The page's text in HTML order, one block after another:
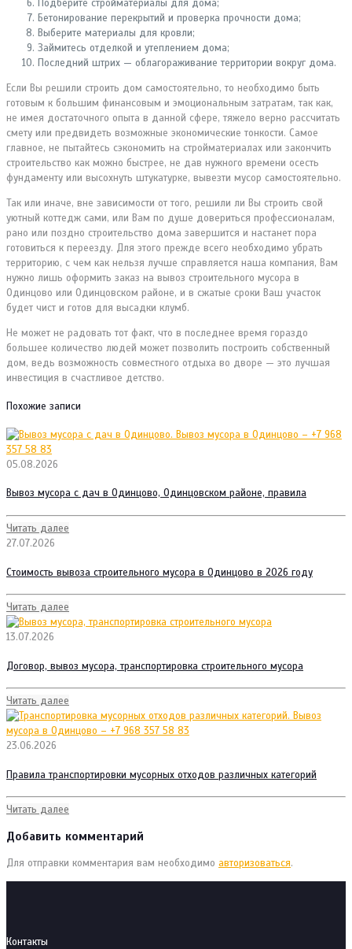
Подберите стройматериалы для дома;
Бетонирование перекрытий и проверка прочности дома;
Выберите материалы для кровли;
Займитесь отделкой и утеплением дома;
Последний штрих — облагораживание территории вокруг дома.
Если Вы решили строить дом самостоятельно, то необходимо быть
готовым к большим финансовым и эмоциональным затратам, так как,
не имея достаточного опыта в данной сфере, тяжело верно рассчитать
смету или предвидеть возможные экономические тонкости. Самое
главное, не пытайтесь сэкономить на стройматериалах или закончить
строительство как можно быстрее, не дав нужного времени осесть
фундаменту или высохнуть штукатурке, вывезти мусор самостоятельно.
Так или иначе, вне зависимости от того, решили ли Вы строить свой
уютный коттедж сами, или Вам по душе довериться профессионалам,
рано или поздно строительство дома завершится и настанет пора
готовиться к переезду. Для этого прежде всего необходимо убрать
территорию, с чем как нельзя лучше справляется наша компания, Вам
нужно лишь оформить заказ на вывоз строительного мусора в
Одинцово или Одинцовском районе, и в сжатые сроки Ваш участок
будет чист и готов для высадки клумб.
Не может не радовать тот факт, что в последнее время гораздо
большее количество людей может позволить построить собственный
дом, ведь возможность совместного отдыха во дворе — это лучшая
инвестиция в счастливое детство.
Похожие записи
05.08.2026
Вывоз мусора с дач в Одинцово, Одинцовском районе, правила
Читать далее
27.07.2026
Стоимость вывоза строительного мусора в Одинцово в 2026 году
Читать далее
13.07.2026
Договор, вывоз мусора, транспортировка строительного мусора
Читать далее
23.06.2026
Правила транспортировки мусорных отходов различных категорий
Читать далее
Добавить комментарий
Для отправки комментария вам необходимо авторизоваться.
Контакты